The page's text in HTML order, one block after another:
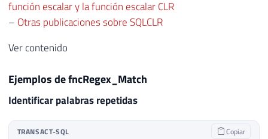
función escalar y la función escalar CLR
– Otras publicaciones sobre SQLCLR
Ver contenido
Ejemplos de fncRegex_Match
Identificar palabras repetidas
TRANSACT-SQL Copiar